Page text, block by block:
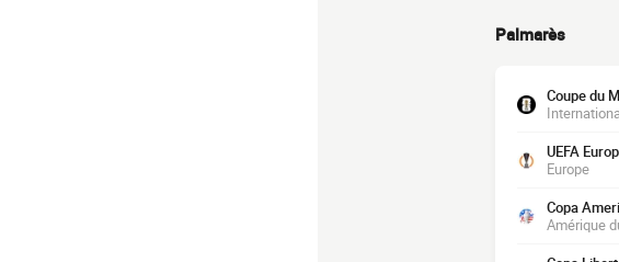
Palmarès
Coupe du
UEFA
Europe
Copa
Amérique